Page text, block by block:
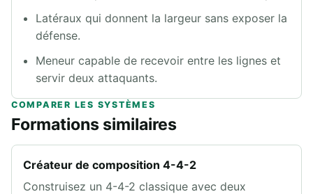
Latéraux qui donnent la largeur sans exposer la
défense.
Meneur capable de recevoir entre les lignes et
servir deux attaquants.
COMPARER LES SYSTÈMES
Formations similaires
Créateur de composition 4-4-2
Construisez un 4-4-2 classique avec deux